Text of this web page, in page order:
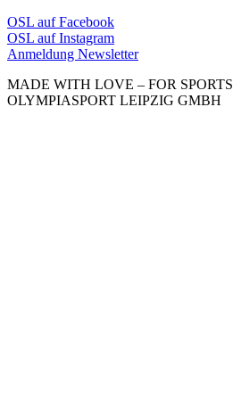
OSL auf Facebook
OSL auf Instagram
Anmeldung Newsletter
MADE WITH LOVE – FOR
OLYMPIASPORT LEIPZIG GMBH